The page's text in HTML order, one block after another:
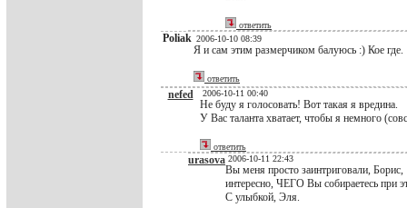
ответить
Poliak 2006-10-10 08:39
Я и сам этим размерчиком балуюсь :) Кое где.
ответить
nefed 2006-10-11 00:40
Не буду я голосовать! Вот такая я вредина.
У Вас таланта хватает, чтобы я немного
ответить
urasova 2006-10-11 22:43
Вы меня просто заинтриговали, Борис,
интересно, ЧЕГО Вы собираетесь при
С улыбкой, Эля.